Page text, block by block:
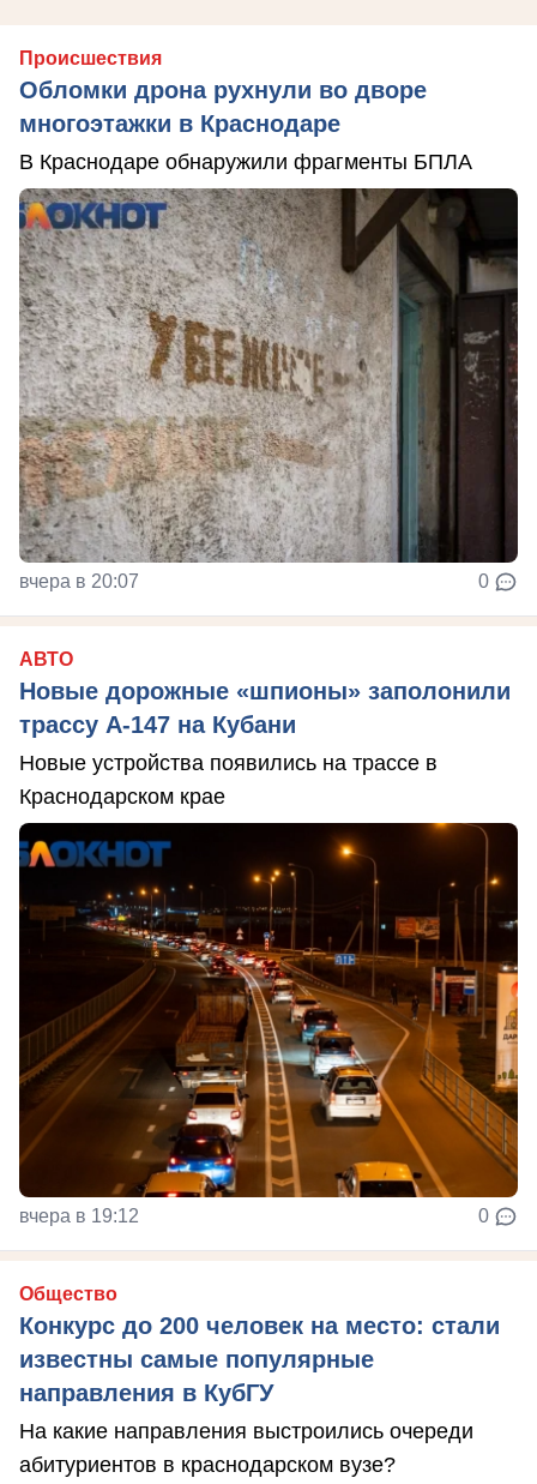
Происшествия
Обломки дрона рухнули во дворе
многоэтажки в Краснодаре
В Краснодаре обнаружили фрагменты БПЛА
вчера в 20:07 0
АВТО
Новые дорожные «шпионы» заполонили
трассу А-147 на Кубани
Новые устройства появились на трассе в
Краснодарском крае
вчера в 19:12 0
Общество
Конкурс до 200 человек на место: стали
известны самые популярные
направления в КубГУ
На какие направления выстроились очереди
абитуриентов в краснодарском вузе?